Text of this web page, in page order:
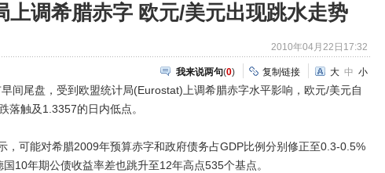
上调希腊赤字 欧元/美元出现跳水走势
2010年04月22日17:32
我来说两句(0) 复制链接 大 中 小
尾盘，受到欧盟统计局(Eurostat)上调希腊赤字水平影响，欧元/美元自
落触及1.3357的日内低点。
可能对希腊2009年预算赤字和政府债务占GDP比例分别修正至0.3-0.5%
10年期公债收益率差也跳升至12年高点535个基点。